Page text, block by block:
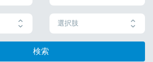
選択肢
検索